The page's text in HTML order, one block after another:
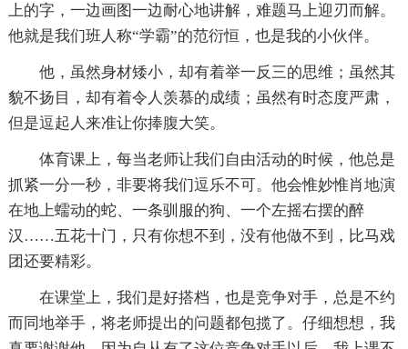
上的字，一边画图一边耐心地讲解，难题马上迎刃而解。
他就是我们班人称“学霸”的范衍恒，也是我的小伙伴。
他，虽然身材矮小，却有着举一反三的思维；虽然其
貌不扬目，却有着令人羡慕的成绩；虽然有时态度严肃，
但是逗起人来准让你捧腹大笑。
体育课上，每当老师让我们自由活动的时候，他总是
抓紧一分一秒，非要将我们逗乐不可。他会惟妙惟肖地演
在地上蠕动的蛇、一条驯服的狗、一个左摇右摆的醉
汉……五花十门，只有你想不到，没有他做不到，比马戏
团还要精彩。
在课堂上，我们是好搭档，也是竞争对手，总是不约
而同地举手，将老师提出的问题都包揽了。仔细想想，我